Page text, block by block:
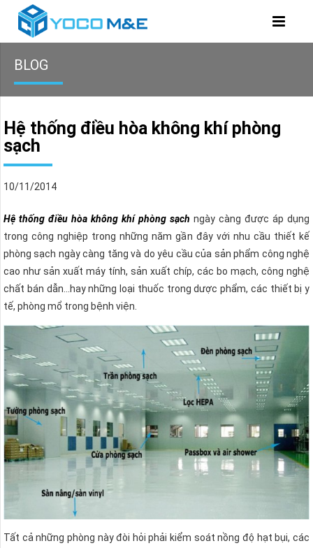
BLOG
Hệ thống điều hòa không khí phòng
sạch
10/11/2014
Hệ thống điều hòa không khí phòng sạch ngày càng được áp dụng
trong công nghiệp trong những năm gần đây với nhu cầu thiết kế
phòng sạch ngày càng tăng và do yêu cầu của sản phẩm công nghệ
cao như sản xuất máy tính, sản xuất chíp, các bo mạch, công nghệ
chất bán dẫn…hay những loại thuốc trong dược phẩm, các thiết bị y
tế, phòng mổ trong bệnh viện.
Tất cả những phòng này đòi hỏi phải kiểm soát nồng độ hạt bụi, các